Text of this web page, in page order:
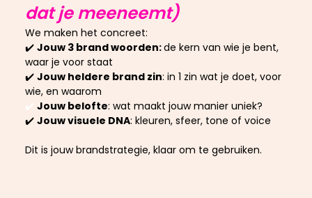
dat je meeneemt)
We maken het concreet:
✔️ Jouw 3 brand woorden:de kern van wie je bent,
waar je voor staat
✔️ Jouw heldere brand zin: in 1 zin wat je doet, voor
wie, en waarom
✔️ Jouw belofte: wat maakt jouw manier uniek?
✔️ Jouw visuele DNA: kleuren, sfeer, tone of voice
Dit is jouw brandstrategie, klaar om te gebruiken.